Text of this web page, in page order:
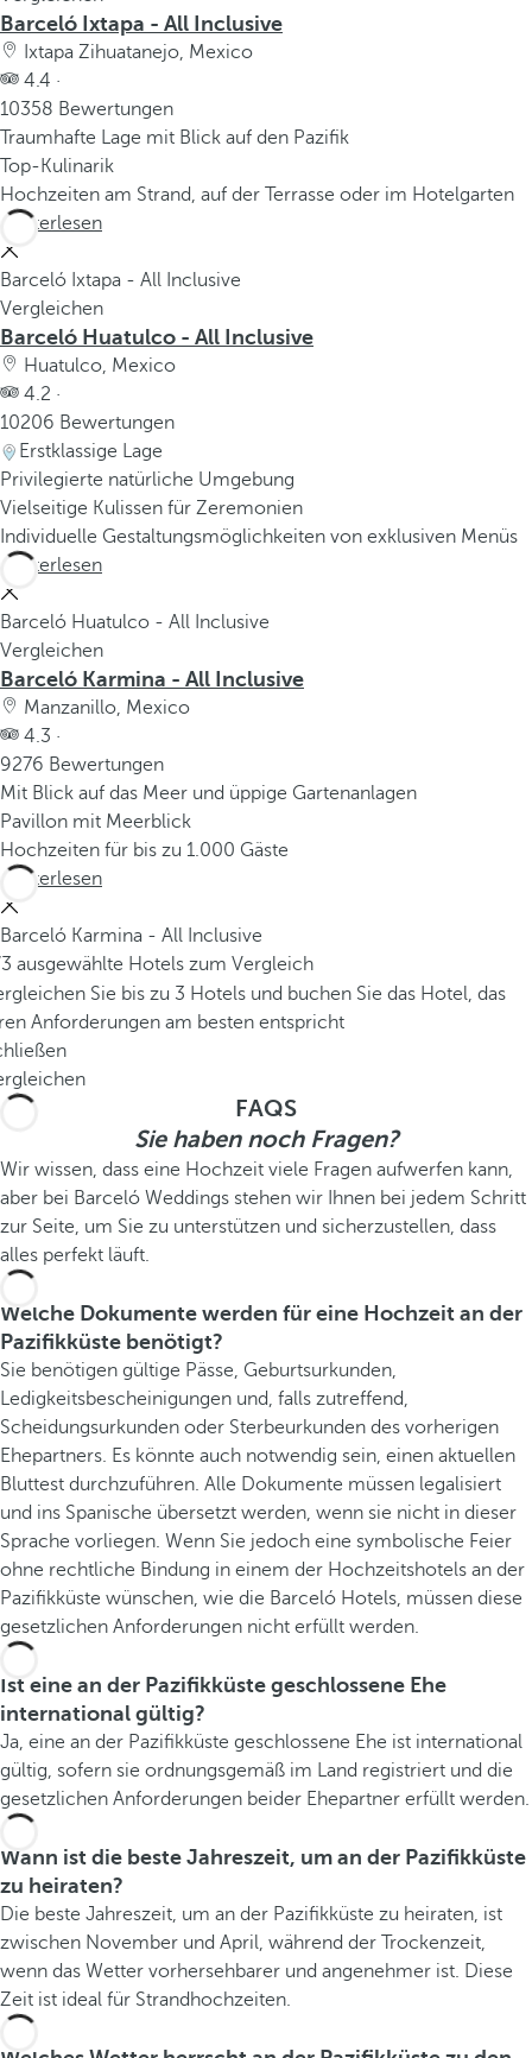
Barceló Ixtapa - All Inclusive
Ixtapa Zihuatanejo, Mexico
4.4 ·
10358 Bewertungen
Traumhafte Lage mit Blick auf den Pazifik
Top-Kulinarik
Hochzeiten am Strand, auf der Terrasse oder im Hotelgarten
Weiterlesen
Barceló Ixtapa - All Inclusive
Vergleichen
Barceló Huatulco - All Inclusive
Huatulco, Mexico
4.2 ·
10206 Bewertungen
Erstklassige Lage
Privilegierte natürliche Umgebung
Vielseitige Kulissen für Zeremonien
Individuelle Gestaltungsmöglichkeiten von exklusiven Menüs
Weiterlesen
Barceló Huatulco - All Inclusive
Vergleichen
Barceló Karmina - All Inclusive
Manzanillo, Mexico
4.3 ·
9276 Bewertungen
Mit Blick auf das Meer und üppige Gartenanlagen
Pavillon mit Meerblick
Hochzeiten für bis zu 1.000 Gäste
Weiterlesen
Barceló Karmina - All Inclusive
ausgewählte Hotels zum Vergleich
Sie bis zu 3 Hotels und buchen Sie das Hotel, das
Anforderungen am besten entspricht
FAQS
Sie haben noch Fragen?
Wir wissen, dass eine Hochzeit viele Fragen aufwerfen kann,
aber bei Barceló Weddings stehen wir Ihnen bei jedem Schritt
zur Seite, um Sie zu unterstützen und sicherzustellen, dass
alles perfekt läuft.
Welche Dokumente werden für eine Hochzeit an der
Pazifikküste benötigt?
Sie benötigen gültige Pässe, Geburtsurkunden,
Ledigkeitsbescheinigungen und, falls zutreffend,
Scheidungsurkunden oder Sterbeurkunden des vorherigen
Ehepartners. Es könnte auch notwendig sein, einen aktuellen
Bluttest durchzuführen. Alle Dokumente müssen legalisiert
und ins Spanische übersetzt werden, wenn sie nicht in dieser
Sprache vorliegen. Wenn Sie jedoch eine symbolische Feier
ohne rechtliche Bindung in einem der Hochzeitshotels an der
Pazifikküste wünschen, wie die Barceló Hotels, müssen diese
gesetzlichen Anforderungen nicht erfüllt werden.
Ist eine an der Pazifikküste geschlossene Ehe
international gültig?
Ja, eine an der Pazifikküste geschlossene Ehe ist international
gültig, sofern sie ordnungsgemäß im Land registriert und die
gesetzlichen Anforderungen beider Ehepartner erfüllt werden.
Wann ist die beste Jahreszeit, um an der Pazifikküste
zu heiraten?
Die beste Jahreszeit, um an der Pazifikküste zu heiraten, ist
zwischen November und April, während der Trockenzeit,
wenn das Wetter vorhersehbarer und angenehmer ist. Diese
Zeit ist ideal für Strandhochzeiten.